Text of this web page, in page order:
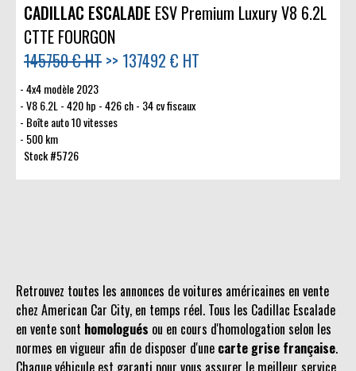
Retrouvez toutes les annonces de voitures américaines en vente
chez American Car City, en temps réel. Tous les Cadillac Escalade
en vente sont homologués ou en cours d'homologation selon les
normes en vigueur afin de disposer d'une carte grise française.
Chaque véhicule est garanti pour vous assurer le meilleur service
CADILLAC ESCALADE ESV Premium Luxury V8 6.2L
CTTE FOURGON
145750 € HT >> 137492 € HT
4x4 modèle 2023
V8 6.2L - 420 hp - 426 ch - 34 cv fiscaux
Boîte auto 10 vitesses
500 km
Stock #5726